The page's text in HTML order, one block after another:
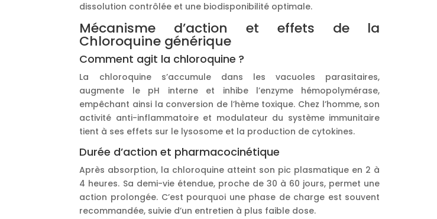
dissolution contrôlée et une biodisponibilité optimale.
Mécanisme d’action et effets de la
Chloroquine générique
Comment agit la chloroquine ?
La chloroquine s’accumule dans les vacuoles parasitaires,
augmente le pH interne et inhibe l’enzyme hémopolymérase,
empêchant ainsi la conversion de l’hème toxique. Chez l’homme, son
activité anti-inflammatoire et modulateur du système immunitaire
tient à ses effets sur le lysosome et la production de cytokines.
Durée d’action et pharmacocinétique
Après absorption, la chloroquine atteint son pic plasmatique en 2 à
4 heures. Sa demi-vie étendue, proche de 30 à 60 jours, permet une
action prolongée. C’est pourquoi une phase de charge est souvent
recommandée, suivie d’un entretien à plus faible dose.